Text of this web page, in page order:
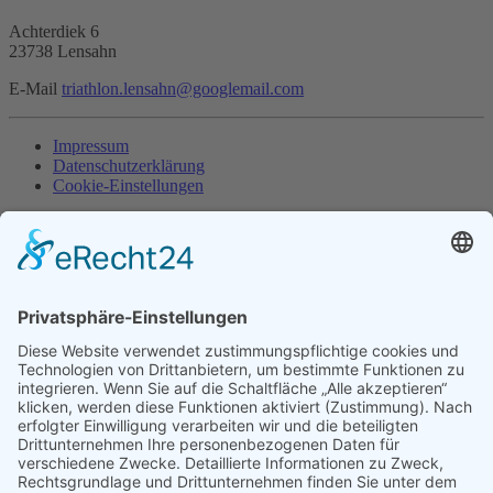
Achterdiek 6
23738 Lensahn
E-Mail triathlon.lensahn@googlemail.com
Impressum
Datenschutzerklärung
Cookie-Einstellungen
Deutsch
Home
Starterliste Triple 2026
Starterliste Double 2026
Starterliste 24h-Lauf
Programm 2026
Ergebnisse 2026
Sponsoren
Statistik